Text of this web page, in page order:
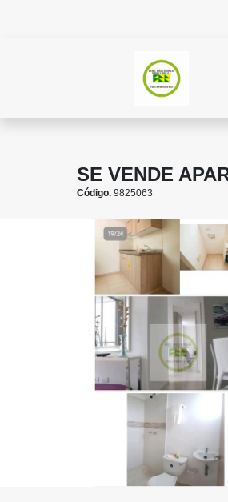
SE VENDE
Código. 9825063